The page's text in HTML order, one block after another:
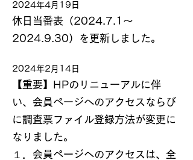
2024年4月19日
休日当番表（2024.7.1～
2024.9.30）を更新しました。
2024年2月14 日
【重要】HPのリニューアルに伴
い、会員ページへのアクセスならび
に調査票ファイル登録方法が変更に
なりました。
１．会員ページへのアクセスは、全